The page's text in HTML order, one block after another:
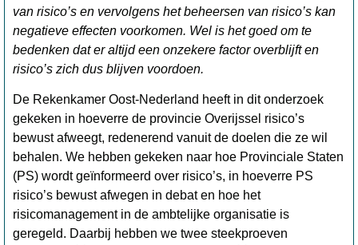
van risico’s en vervolgens het beheersen van risico’s kan
negatieve effecten voorkomen. Wel is het goed om te
bedenken dat er altijd een onzekere factor overblijft en
risico’s zich dus blijven voordoen.
De Rekenkamer Oost-Nederland heeft in dit onderzoek
gekeken in hoeverre de provincie Overijssel risico’s
bewust afweegt, redenerend vanuit de doelen die ze wil
behalen. We hebben gekeken naar hoe Provinciale Staten
(PS) wordt geïnformeerd over risico’s, in hoeverre PS
risico’s bewust afwegen in debat en hoe het
risicomanagement in de ambtelijke organisatie is
geregeld. Daarbij hebben we twee steekproeven